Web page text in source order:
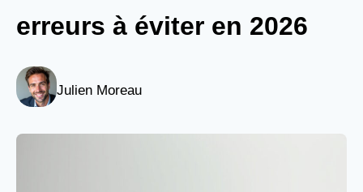
erreurs à éviter en 2026
Julien Moreau